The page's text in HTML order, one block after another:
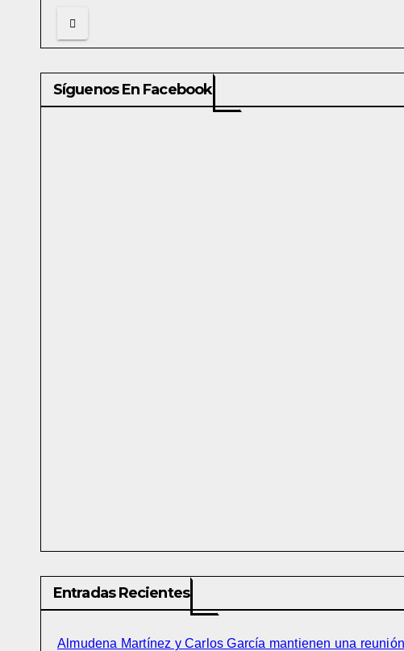
Síguenos En Facebook
Entradas Recientes
Almudena Martínez y Carlos García mantienen una